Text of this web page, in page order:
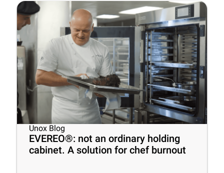
Unox Blog
EVEREO®: not an ordinary holding
cabinet. A solution for chef burnout